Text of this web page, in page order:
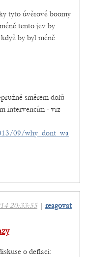
tyto úvěrové boomy
tento jev by
by byl méně
směrem dolů
intervencím - viz
09/why_dont_wa
20:33:55| reagovat
o deflaci: